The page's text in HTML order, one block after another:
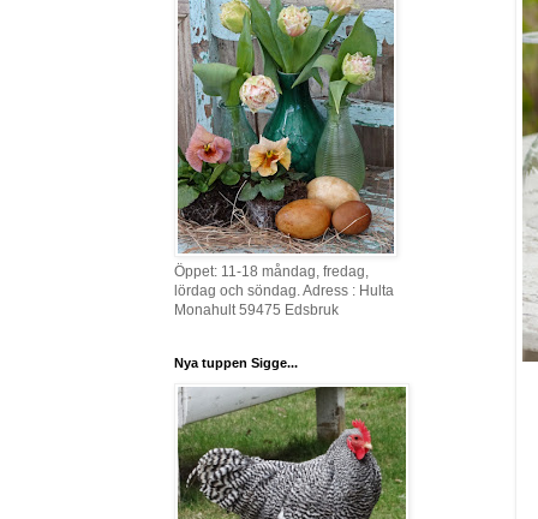
Öppet: 11-18 måndag, fredag,
lördag och söndag. Adress : Hulta
Monahult 59475 Edsbruk
Nya tuppen Sigge...